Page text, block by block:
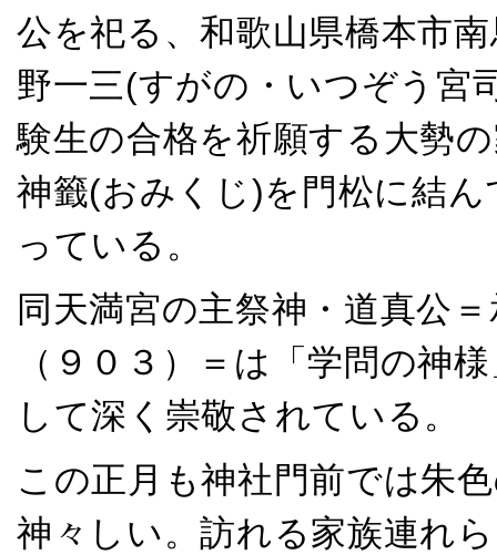
公を祀る、和歌山県橋本市
野一三(すがの・いつぞう宮
験生の合格を祈願する大勢
神籤(おみくじ)を門松に結
っている。
同天満宮の主祭神・道真公
（９０３）＝は「学問の神
して深く崇敬されている。
この正月も神社門前では朱
神々しい。訪れる家族連れ